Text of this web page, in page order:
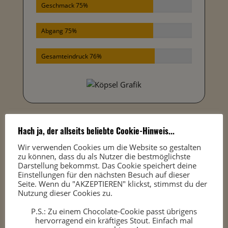
Geschmack 75%
Abgang 75%
Gesamteindruck 76%
🙏Herzlichen Dank für diese Bierspende
vonKöppelshöff
Hach ja, der allseits beliebte Cookie-Hinweis...
Wir verwenden Cookies um die Website so gestalten
zu können, dass du als Nutzer die bestmöglichste
Darstellung bekommst. Das Cookie speichert deine
Einstellungen für den nächsten Besuch auf dieser
Seite. Wenn du "AKZEPTIEREN" klickst, stimmst du der
Nutzung dieser Cookies zu.
P.S.: Zu einem Chocolate-Cookie passt übrigens
hervorragend ein kräftiges Stout. Einfach mal